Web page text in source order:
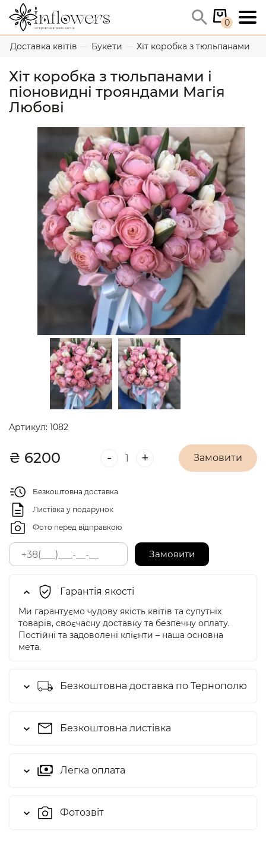
0
Доставка квітів Букети Хіт коробка з тюльпанами і
Хіт коробка з тюльпанами і
піоновидні трояндами Магія
Любові
Артикул: 1082
₴ 6200 - + Замовити
Безкоштовна доставка
Листівка у подарунок
Фото перед відправкою
Замовити
Гарантія якості
Ми гарантуємо чудову якість квітів та супутніх
товарів, своєчасну доставку та безпечну оплату.
Постійні та задоволені клієнти – наша основна
мета.
Безкоштовна доставка по Тернополю
Безкоштовна листівка
Легка оплата
Фотозвіт